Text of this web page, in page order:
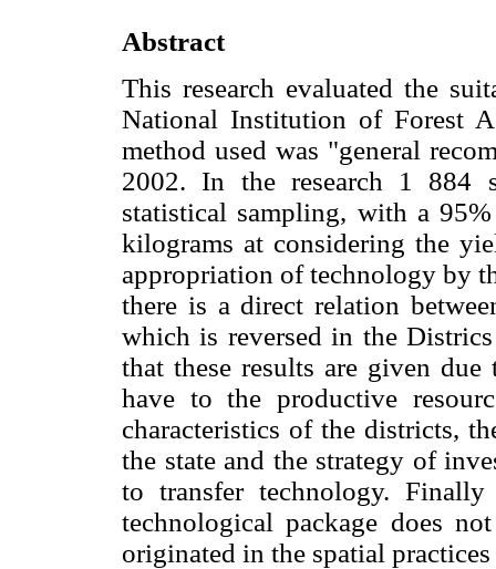
Abstract
This research evaluated the
National Institution of Forest
method used was "general
2002. In the research 1 884
statistical sampling, with a
kilograms at considering the
appropriation of technology by
there is a direct relation
which is reversed in the
that these results are given
have to the productive
characteristics of the districts,
the state and the strategy of
to transfer technology.
technological package does
originated in the spatial